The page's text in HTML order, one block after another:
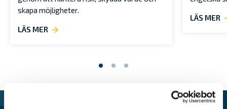
skapa möjligheter.
LÄS MER
LÄS MER